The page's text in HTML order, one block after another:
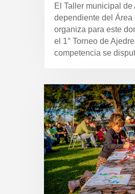
El Taller municipal de
dependiente del Área
organiza para este
el 1° Torneo de
competencia se